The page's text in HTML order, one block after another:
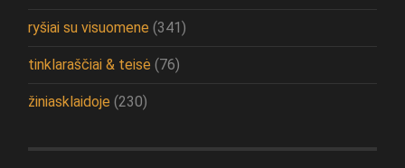
ryšiai su visuomene (341)
tinklaraščiai & teisė (76)
žiniasklaidoje (230)